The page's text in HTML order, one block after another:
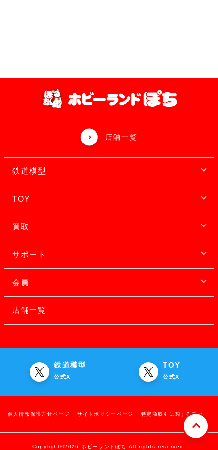
店舗一覧
鉄道模型
TOY
買取
サポート
会員
店舗一覧
鉄道模型
公式X
TOY
公式X
個人情報保護方針ページ サイトポリシーページ 特定商取引に関する表示
Copylight©2026 ホビーランドぽち All rights reserved.